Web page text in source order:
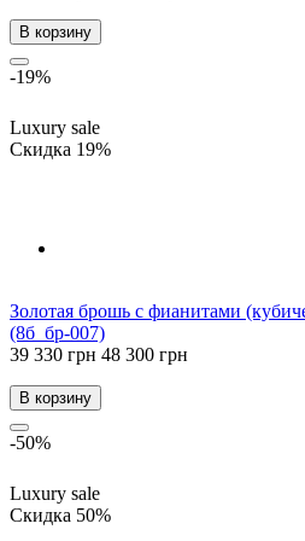
В корзину
-19%
Luxury sale
Скидка 19%
Золотая брошь с фианитами
(8б_бр-007)
39 330 грн 48 300 грн
В корзину
-50%
Luxury sale
Скидка 50%